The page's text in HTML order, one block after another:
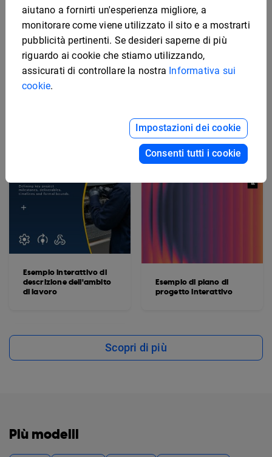
Esempio di piano di
marketing
Esempio interattivo di
descrizione dell'ambito
di lavoro
Modello interattivo di
manuale di sicurezza
Esempio di piano di
progetto interattivo
Scopri di più
Più modelli
aiutano a fornirti un'esperienza migliore, a
monitorare come viene utilizzato il sito e a mostrarti
pubblicità pertinenti. Se desideri saperne di più
riguardo ai cookie che stiamo utilizzando,
assicurati di controllare la nostra Informativa sui
cookie.
Impostazioni dei cookie
Consenti tutti i cookie